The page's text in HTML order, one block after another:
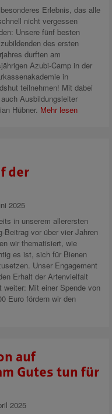
Erlebnis, das alle
nicht vergessen
Unsere fünf besten
des ersten
durften am
Azubi-Camp in der
in
teilnehmen! Mit dabei
Ausbildungsleiter
Hübner. Mehr lesen
der
2025
in unserem allerersten
Beitrag vor über vier Jahren
wir thematisiert, wie
es ist, sich für Bienen
Unser Engagement
Erhalt der Artenvielfalt
weiter: Mit einer Spende von
Euro fördern wir den
auf
Gutes tun für
2025